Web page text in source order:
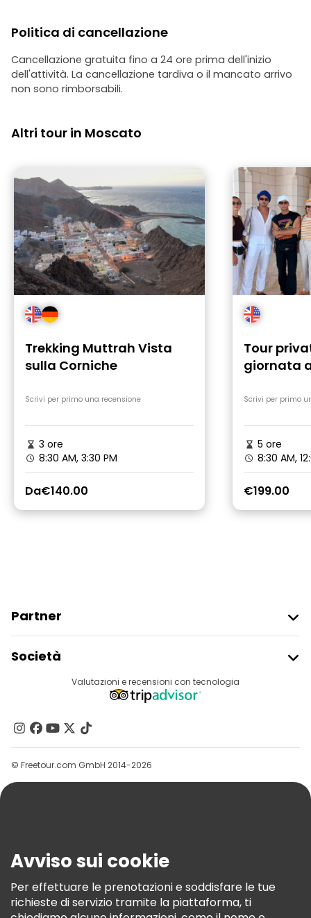
Politica di cancellazione
Cancellazione gratuita fino a 24 ore prima dell'inizio
dell'attività. La cancellazione tardiva o il mancato arrivo
non sono rimborsabili.
Altri tour in Moscato
Trekking Muttrah Vista
sulla Corniche
Scrivi per primo una recensione
3 ore
8:30 AM, 3:30 PM
Da€140.00
Tour
giornata
Scrivi per primo
5 ore
8:30 AM,
€199.00
Partner
Accesso Del Fornitore
Programma Di Affiliazione
Società
Destinazioni
Contattaci
Gruppi
Aiuto
Termini E Condizioni
Informativa Sui Cookie
Freetour Premi
Valutazioni e recensioni con tecnologia
© Freetour.com GmbH 2014-2026
Avviso sui cookie
Per effettuare le prenotazioni e soddisfare le tue
richieste di servizio tramite la piattaforma, ti